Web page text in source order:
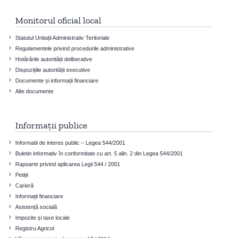
Monitorul oficial local
Statutul Unitații Administrativ Teritoriale
Regulamentele privind procedurile administrative
Hotărârile autorității deliberative
Dispozițiile autorității executive
Documente și informații financiare
Alte documente
Informații publice
Informatii de interes public – Legea 544/2001
Buletin informativ în conformitate cu art. 5 alin. 2 din Legea 544/2001
Rapoarte privind aplicarea Legii 544 / 2001
Petiții
Carieră
Informații financiare
Asistență socială
Impozite și taxe locale
Registru Agricol